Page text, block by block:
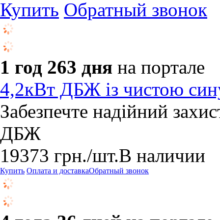
Купить Обратный звонок
1 год 263 дня на портале
4,2кВт ДБЖ із чистою
Забезпечте надійний
ДБЖ
19373 грн./шт.В наличии
Купить Оплата и доставкаОбратный звонок